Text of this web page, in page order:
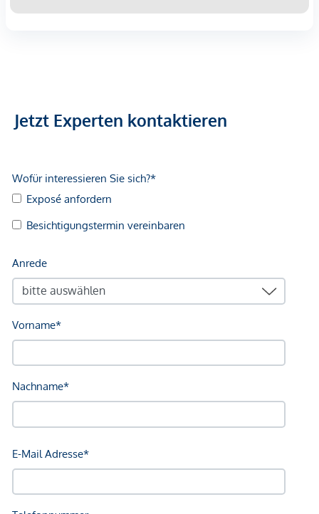
Jetzt Experten kontaktieren